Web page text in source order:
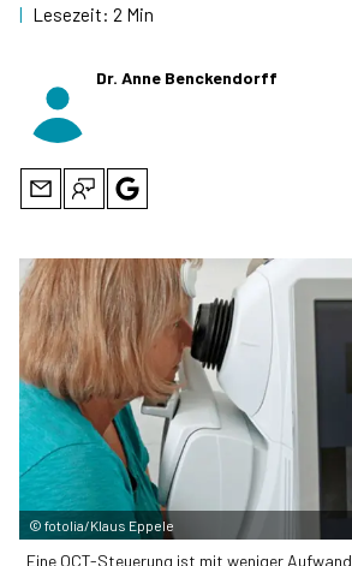
| Lesezeit: 2 Min
Dr. Anne Benckendorff
© fotolia/Klaus Eppele
Eine OCT-Steuerung ist mit weniger